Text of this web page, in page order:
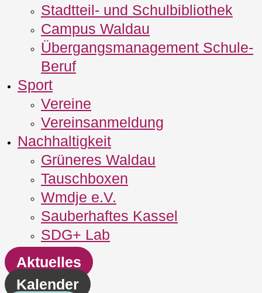
Stadtteil- und Schulbibliothek
Campus Waldau
Übergangsmanagement Schule‐
Beruf
Sport
Vereine
Vereinsanmeldung
Nachhaltigkeit
Grüneres Waldau
Tauschboxen
Wmdje e.V.
Sauberhaftes Kassel
SDG+ Lab
Aktuelles
Kalender